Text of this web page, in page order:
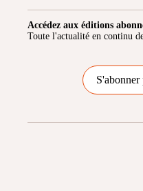
Accédez aux éditions
Toute l'actualité en continu